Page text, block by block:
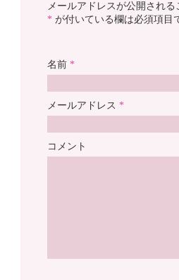
メールアドレスが公開される
* が付いている欄は必須項目
名前 *
メールアドレス *
コメント